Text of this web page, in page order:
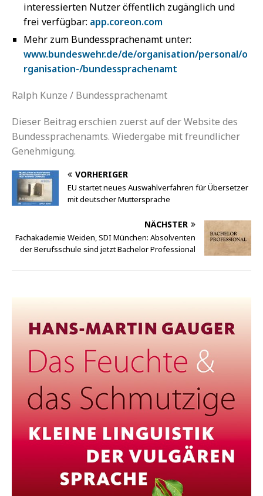
interessierten Nutzer öffentlich zugänglich und
frei verfügbar: app.coreon.com
Mehr zum Bundessprachenamt unter:
www.bundeswehr.de/de/organisation/personal/o
rganisation-/bundessprachenamt
Ralph Kunze / Bundessprachenamt
Dieser Beitrag erschien zuerst auf der Website des
Bundessprachenamts. Wiedergabe mit freundlicher
Genehmigung.
VORHERIGER
EU startet neues Auswahlverfahren für Übersetzer
mit deutscher Muttersprache
NÄCHSTER
Fachakademie Weiden, SDI München: Absolventen
der Berufsschule sind jetzt Bachelor Professional